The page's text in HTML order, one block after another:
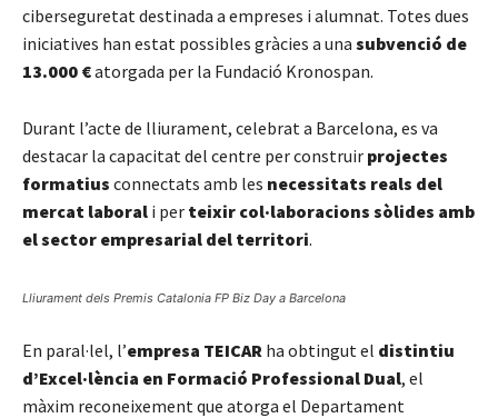
ciberseguretat destinada a empreses i alumnat. Totes dues
iniciatives han estat possibles gràcies a una subvenció de
13.000 €atorgada per la Fundació Kronospan.
Durant l’acte de lliurament, celebrat a Barcelona, es va
destacar la capacitat del centre per construir projectes
formatius connectats amb les necessitats reals del
mercat laboral i per teixir col·laboracions sòlides amb
el sector empresarial del territori.
Lliurament dels Premis Catalonia FP Biz Day a Barcelona
En paral·lel, l’empresa TEICAR ha obtingut el distintiu
d’Excel·lència en Formació Professional Dual, el
màxim reconeixement que atorga el Departament